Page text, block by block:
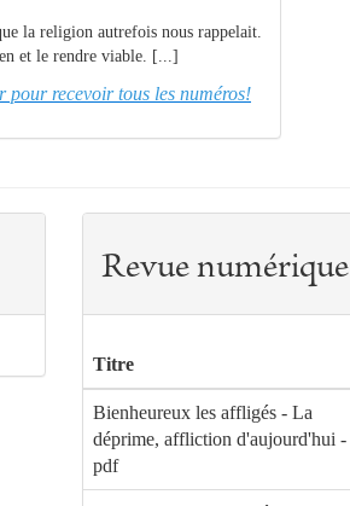
la religion autrefois nous rappelait.
et le rendre viable. [...]
pour recevoir tous les numéros!
Revue numérique
Titre
Bienheureux les affligés - La
déprime, affliction d'aujourd'hui -
pdf